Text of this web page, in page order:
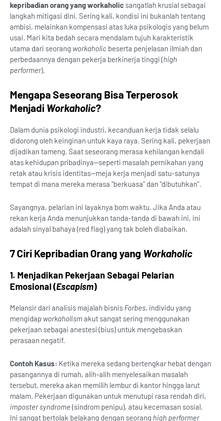
kepribadian orang yang workaholic sangatlah krusial sebagai
langkah mitigasi dini. Sering kali, kondisi ini bukanlah tentang
ambisi, melainkan kompensasi atas luka psikologis yang belum
usai. Mari kita bedah secara mendalam tujuh karakteristik
utama dari seorang workaholic beserta penjelasan ilmiah dan
perbedaannya dengan pekerja berkinerja tinggi (high
performer).
Mengapa Seseorang Bisa Terperosok
Menjadi Workaholic?
Dalam dunia psikologi industri, kecanduan kerja tidak selalu
didorong oleh keinginan untuk kaya raya. Sering kali, pekerjaan
dijadikan tameng. Saat seseorang merasa kehilangan kendali
atas kehidupan pribadinya—seperti masalah pernikahan yang
retak atau krisis identitas—meja kerja menjadi satu-satunya
tempat di mana mereka merasa "berkuasa" dan "dibutuhkan".
Sayangnya, pelarian ini layaknya bom waktu. Jika Anda atau
rekan kerja Anda menunjukkan tanda-tanda di bawah ini, ini
adalah sinyal bahaya (red flag) yang tak boleh diabaikan.
7 Ciri Kepribadian Orang yang Workaholic
1. Menjadikan Pekerjaan Sebagai Pelarian
Emosional (Escapism)
Melansir dari analisis majalah bisnis Forbes, individu yang
mengidap workaholismakut sangat sering menggunakan
pekerjaan sebagai anestesi (bius) untuk mengebaskan
perasaan negatif.
Contoh Kasus: Ketika mereka sedang bertengkar hebat dengan
pasangannya di rumah, alih-alih menyelesaikan masalah
tersebut, mereka akan memilih lembur di kantor hingga larut
malam. Pekerjaan digunakan untuk menutupi rasa rendah diri,
imposter syndrome (sindrom penipu), atau kecemasan sosial.
Ini sangat bertolak belakang dengan seorang high performer